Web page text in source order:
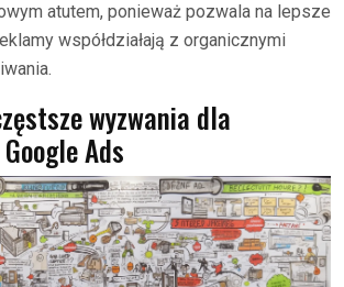
atutem, ponieważ pozwala na lepsze
współdziałają z organicznymi
wyzwania dla
Ads